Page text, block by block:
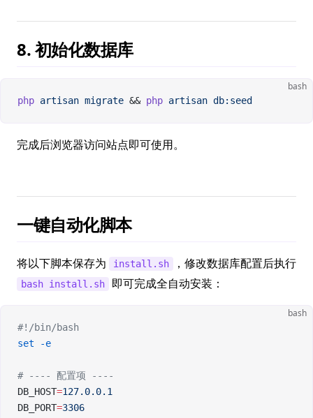
8. 初始化数据库
bash
php artisan migrate && php artisan db:seed
完成后浏览器访问站点即可使用。
一键自动化脚本
将以下脚本保存为 install.sh ，修改数据库配置后执行
bash install.sh 即可完成全自动安装：
bash
#!/bin/bash
set -e
# ---- 配置项 ----
DB_HOST=127.0.0.1
DB_PORT=3306